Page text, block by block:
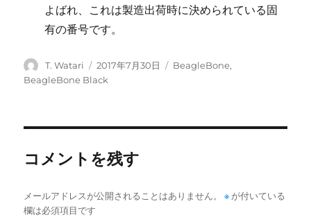
よばれ、これは製造出荷時に決められている固
有の番号です。
投
稿
T. Watari
投
稿
2017年7月30日
カ
BeagleBone,
BeagleBone Black
コメントを残す
メールアドレスが公開されることはありません。 ※ が付いている
欄は必須項目です